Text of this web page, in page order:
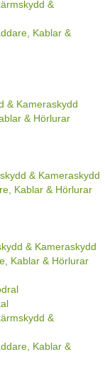
&
Kablar &
& Kameraskydd
& Hörlurar
& Kameraskydd
Kablar & Hörlurar
& Kameraskydd
Kablar & Hörlurar
&
Kablar &